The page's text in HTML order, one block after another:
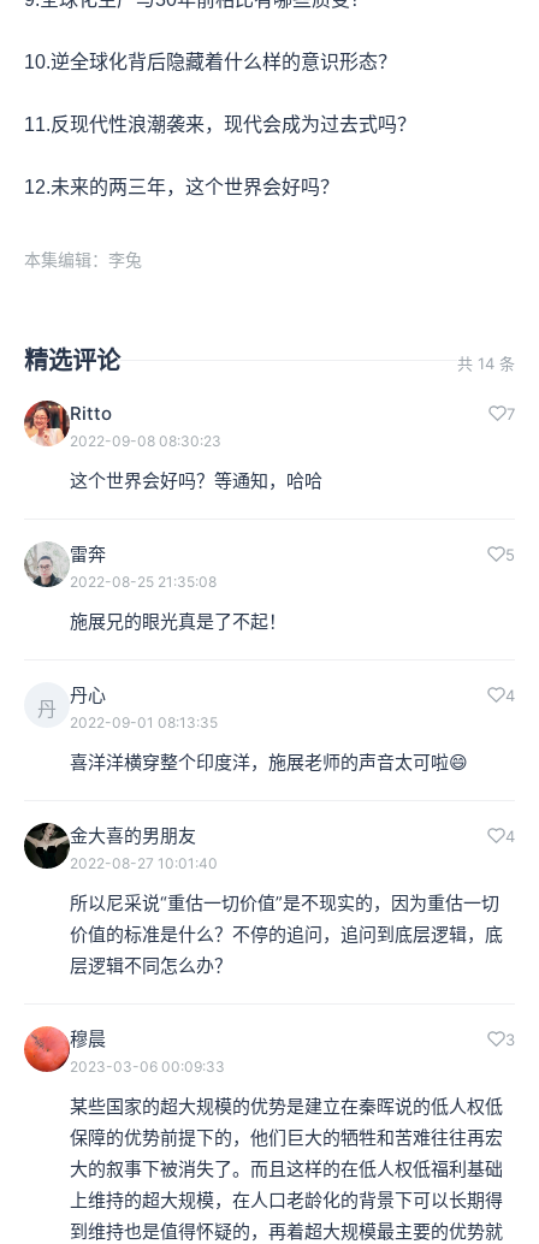
10.逆全球化背后隐藏着什么样的意识形态？
11.反现代性浪潮袭来，现代会成为过去式吗？
12.未来的两三年，这个世界会好吗？
本集编辑：李兔
精选评论 共 14 条
Ritto 7
2022-09-08 08:30:23
这个世界会好吗？等通知，哈哈
雷奔 5
2022-08-25 21:35:08
施展兄的眼光真是了不起！
丹
丹心 4
2022-09-01 08:13:35
喜洋洋横穿整个印度洋，施展老师的声音太可啦😄
金大喜的男朋友 4
2022-08-27 10:01:40
所以尼采说“重估一切价值”是不现实的，因为重估一切
价值的标准是什么？不停的追问，追问到底层逻辑，底
层逻辑不同怎么办？
穆晨 3
2023-03-06 00:09:33
某些国家的超大规模的优势是建立在秦晖说的低人权低
保障的优势前提下的，他们巨大的牺牲和苦难往往再宏
大的叙事下被消失了。而且这样的在低人权低福利基础
上维持的超大规模，在人口老龄化的背景下可以长期得
到维持也是值得怀疑的，再着超大规模最主要的优势就